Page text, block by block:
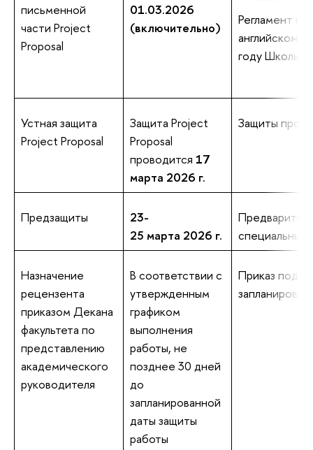
письменной
части Project
Proposal
01.03.2026
(включительно)
Регламент
английском
году Школы
Устная защита
Project Proposal
Защита Project
Proposal
проводится 17
марта 2026 г.
Защиты
Предзащиты
23-
25 марта 2026 г.
специальных
Назначение
рецензента
приказом Декана
факультета по
представлению
академического
руководителя
В соответствии с
утвержденным
графиком
выполнения
работы, не
позднее 30 дней
до
запланированной
даты защиты
работы
Приказ